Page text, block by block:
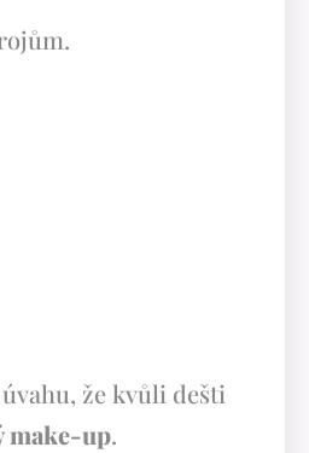
že kvůli dešti
make-up.